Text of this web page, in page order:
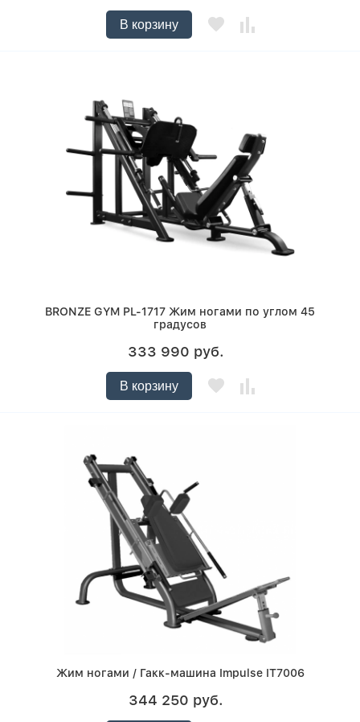
В корзину
BRONZE GYM PL-1717 Жим ногами по углом 45
градусов
333 990 руб.
В корзину
Жим ногами / Гакк-машина Impulse IT7006
344 250 руб.